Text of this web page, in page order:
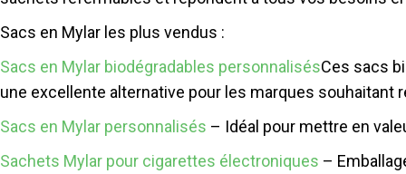
Sacs en Mylar les plus vendus :
Sacs en Mylar biodégradables personnalisésCes sacs
une excellente alternative pour les marques souhaitant
Sacs en Mylar personnalisés – Idéal pour mettre en
Sachets Mylar pour cigarettes électroniques –